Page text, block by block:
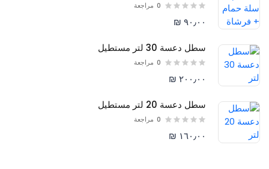
0 مراجعة
٩٠٫٠٠ ₪
سطل دعسة 30 لتر مستطيل
0 مراجعة
٢٠٠٫٠٠ ₪
سطل دعسة 20 لتر مستطيل
0 مراجعة
١٦٠٫٠٠ ₪